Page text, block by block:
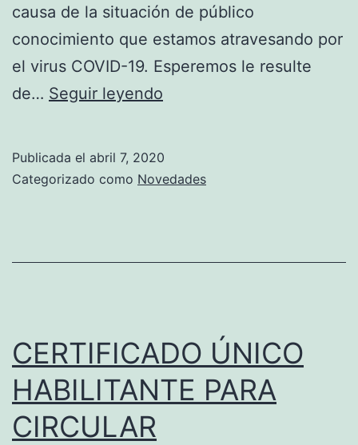
causa de la situación de público
conocimiento que estamos atravesando por
el virus COVID-19. Esperemos le resulte
de… Seguir leyendo
DE
LA
EMERGENCIA
Publicada el abril 7, 2020
Categorizado como Novedades
CERTIFICADO ÚNICO
HABILITANTE PARA
CIRCULAR